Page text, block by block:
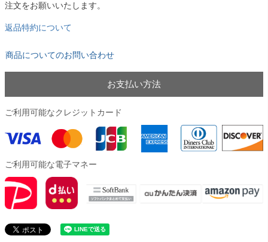
注文をお願いいたします。
返品特約について
商品についてのお問い合わせ
お支払い方法
ご利用可能なクレジットカード
ご利用可能な電子マネー